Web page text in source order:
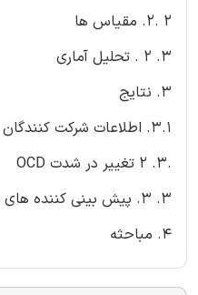
2 .2. مقیاس ها
3. 2 . تحلیل آماری
3. نتایج
3.1. اطلاعات شرکت کنندگان
.3. 2 تغییر در شدت OCD
3. 3. پیش بینی کننده های مسیر OCD در طی همه گیری
4. مباحثه